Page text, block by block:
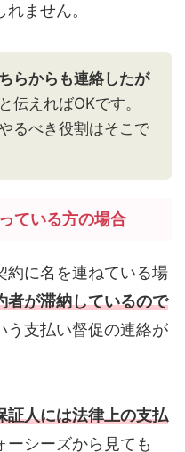
ません。
らからも連絡したが
伝えればOKです。
るべき役割はそこで
ている方の場合
約に名を連ねている場
者が滞納しているので
う支払い督促の連絡が
証人には法律上の支払
ーシーズから見ても